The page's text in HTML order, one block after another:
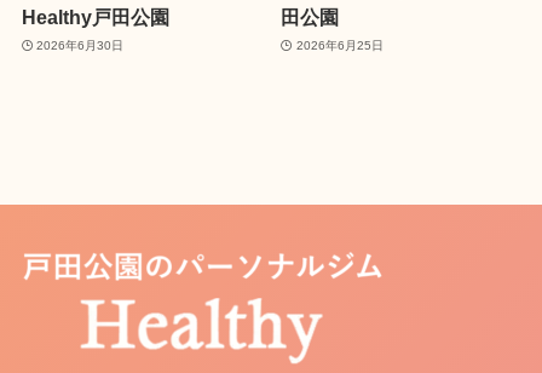
Healthy戸田公園
2026年6月30日
田公園
2026年6月25日